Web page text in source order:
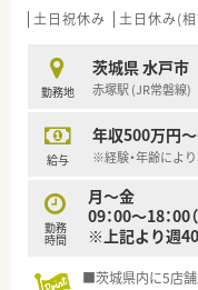
土日祝休み 土日休み(
勤務地
茨城県 水戸市
赤塚駅 (JR常磐線)
給与
年収500万円
※経験・年齢によ
勤務
時間
月～金
09：00～18：00
※上記より週
■茨城県内に5店